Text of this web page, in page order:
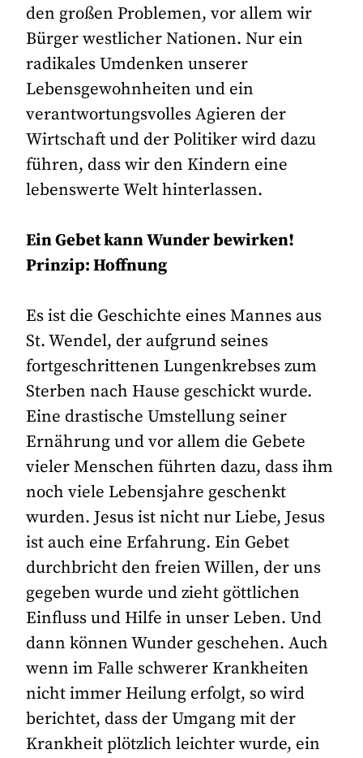
den großen Problemen, vor allem wir
Bürger westlicher Nationen. Nur ein
radikales Umdenken unserer
Lebensgewohnheiten und ein
verantwortungsvolles Agieren der
Wirtschaft und der Politiker wird dazu
führen, dass wir den Kindern eine
lebenswerte Welt hinterlassen.
Ein Gebet kann Wunder bewirken!
Prinzip: Hoffnung
Es ist die Geschichte eines Mannes aus
St. Wendel, der aufgrund seines
fortgeschrittenen Lungenkrebses zum
Sterben nach Hause geschickt wurde.
Eine drastische Umstellung seiner
Ernährung und vor allem die Gebete
vieler Menschen führten dazu, dass ihm
noch viele Lebensjahre geschenkt
wurden. Jesus ist nicht nur Liebe, Jesus
ist auch eine Erfahrung. Ein Gebet
durchbricht den freien Willen, der uns
gegeben wurde und zieht göttlichen
Einfluss und Hilfe in unser Leben. Und
dann können Wunder geschehen. Auch
wenn im Falle schwerer Krankheiten
nicht immer Heilung erfolgt, so wird
berichtet, dass der Umgang mit der
Krankheit plötzlich leichter wurde, ein